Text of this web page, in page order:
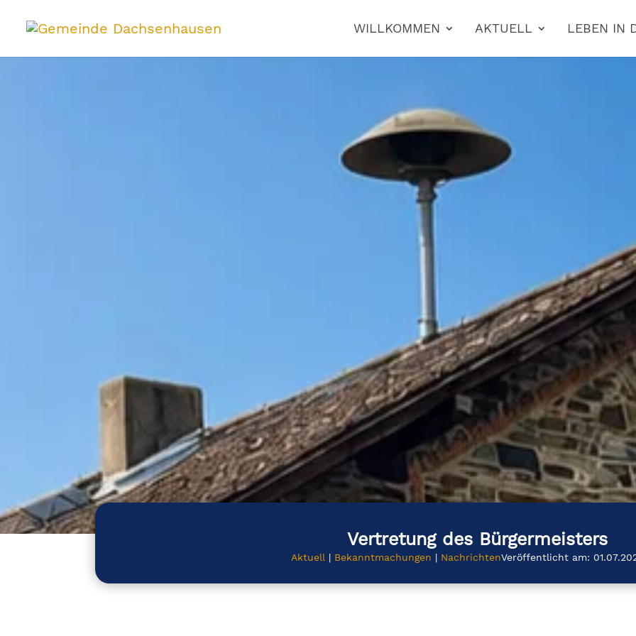
WILLKOMMEN AKTUELL LEBEN IN
Vertretung des Bürgermeisters
Aktuell | Bekanntmachungen | NachrichtenVeröffentlicht am: